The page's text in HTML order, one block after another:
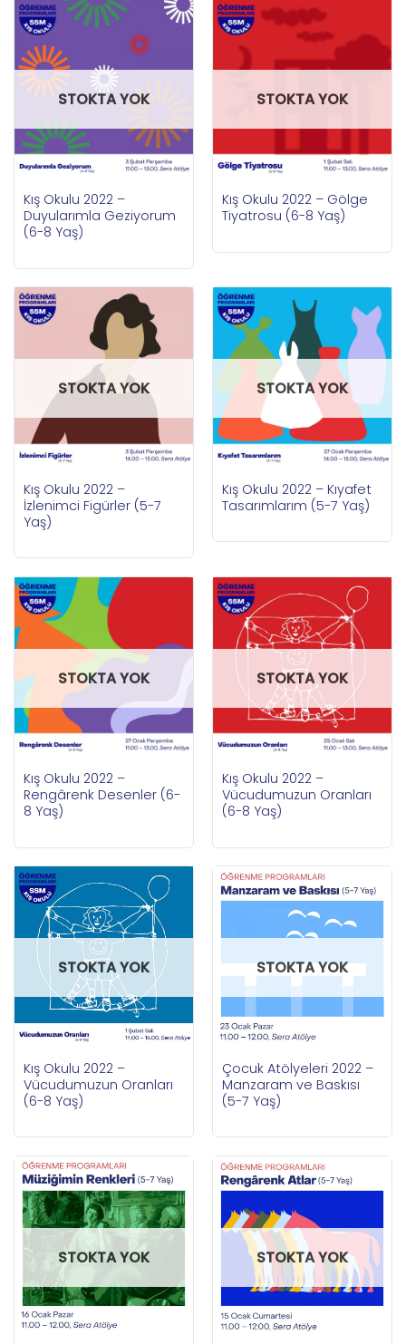
STOKTA YOK
Kış Okulu 2022 –
Duyularımla Geziyorum
(6-8 Yaş)
STOKTA YOK
Kış Okulu 2022 – Gölge
Tiyatrosu (6-8 Yaş)
STOKTA YOK
Kış Okulu 2022 –
İzlenimci Figürler (5-7
Yaş)
STOKTA YOK
Kış Okulu 2022 – Kıyafet
Tasarımlarım (5-7 Yaş)
STOKTA YOK
Kış Okulu 2022 –
Rengârenk Desenler (6-
8 Yaş)
STOKTA YOK
Kış Okulu 2022 –
Vücudumuzun Oranları
(6-8 Yaş)
STOKTA YOK
Kış Okulu 2022 –
Vücudumuzun Oranları
(6-8 Yaş)
STOKTA YOK
Çocuk Atölyeleri 2022 –
Manzaram ve Baskısı
(5-7 Yaş)
STOKTA YOK STOKTA YOK